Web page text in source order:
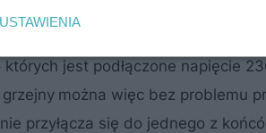
jest podłączone napięcie
można więc bez problemu
przyłącza się do jednego z
USTAWIENIA